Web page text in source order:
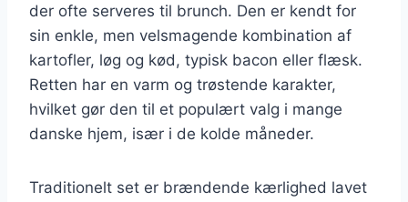
der ofte serveres til brunch. Den er kendt for
sin enkle, men velsmagende kombination af
kartofler, løg og kød, typisk bacon eller flæsk.
Retten har en varm og trøstende karakter,
hvilket gør den til et populært valg i mange
danske hjem, især i de kolde måneder.
Traditionelt set er brændende kærlighed lavet